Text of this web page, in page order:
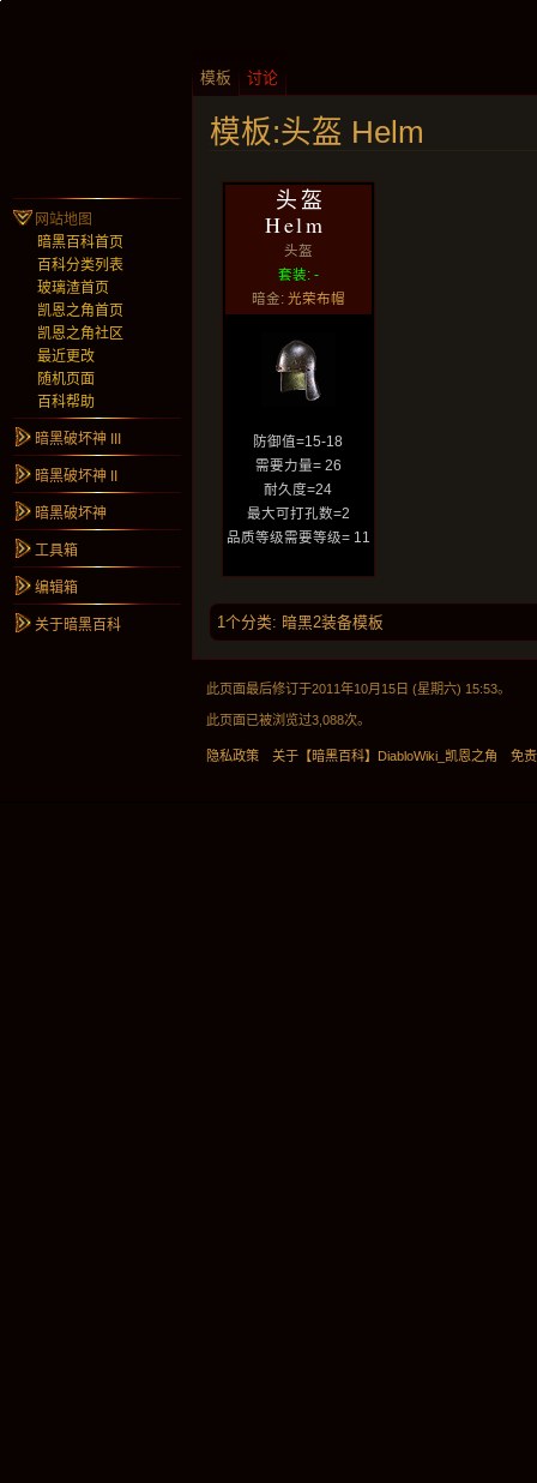
模板:头盔 Helm
头盔
Helm
头盔
套装: -
暗金: 光荣布帽
防御值=15-18
需要力量= 26
耐久度=24
最大可打孔数=2
品质等级需要等级= 11
1个分类: 暗黑2装备模板
模板 讨论
网站地图
暗黑百科首页
百科分类列表
玻璃渣首页
凯恩之角首页
凯恩之角社区
最近更改
随机页面
百科帮助
暗黑破坏神 III
暗黑破坏神 II
暗黑破坏神
工具箱
编辑箱
关于暗黑百科
此页面最后修订于2011年10月15日 (星期六) 15:53。
此页面已被浏览过3,088次。
隐私政策 关于【暗黑百科】DiabloWiki_凯恩之角 免